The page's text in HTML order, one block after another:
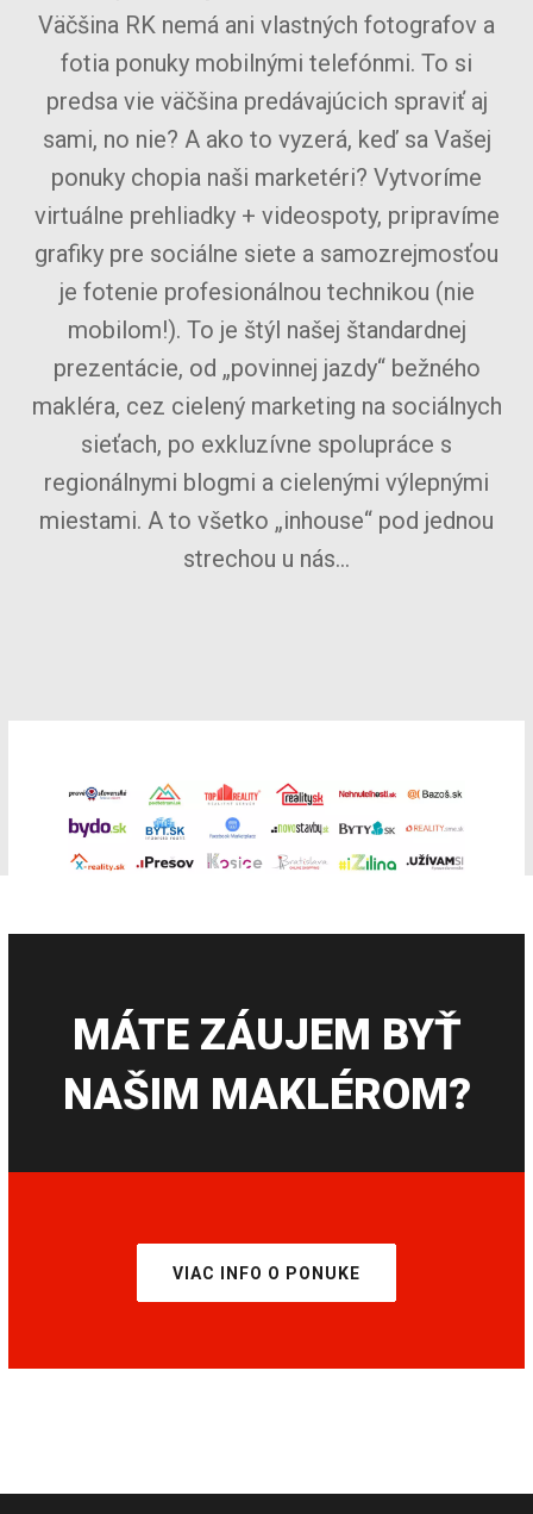
Väčšina RK nemá ani vlastných fotografov a
fotia ponuky mobilnými telefónmi. To si
predsa vie väčšina predávajúcich spraviť aj
sami, no nie? A ako to vyzerá, keď sa Vašej
ponuky chopia naši marketéri? Vytvoríme
virtuálne prehliadky + videospoty, pripravíme
grafiky pre sociálne siete a samozrejmosťou
je fotenie profesionálnou technikou (nie
mobilom!). To je štýl našej štandardnej
prezentácie, od „povinnej jazdy“ bežného
makléra, cez cielený marketing na sociálnych
sieťach, po exkluzívne spolupráce s
regionálnymi blogmi a cielenými výlepnými
miestami. A to všetko „inhouse“ pod jednou
strechou u nás…
MÁTE ZÁUJEM BYŤ
NAŠIM MAKLÉROM?
VIAC INFO O PONUKE